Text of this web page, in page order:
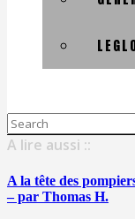
Search
for:
A lire aussi ::
A la tête des
– par Thomas H.